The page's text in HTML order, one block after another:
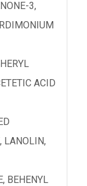
3,
ACID
LANOLIN,
BEHENYL